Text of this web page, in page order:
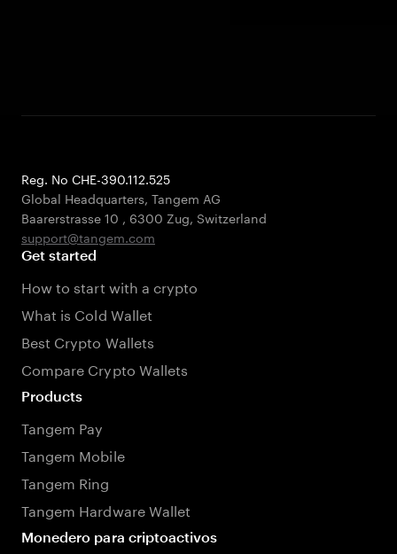
Reg. No CHE-390.112.525
Global Headquarters, Tangem AG
Baarerstrasse 10 , 6300 Zug, Switzerland
support@tangem.com
Get started
How to start with a crypto
What is Cold Wallet
Best Crypto Wallets
Compare Crypto Wallets
Products
Tangem Pay
Tangem Mobile
Tangem Ring
Tangem Hardware Wallet
Monedero para criptoactivos